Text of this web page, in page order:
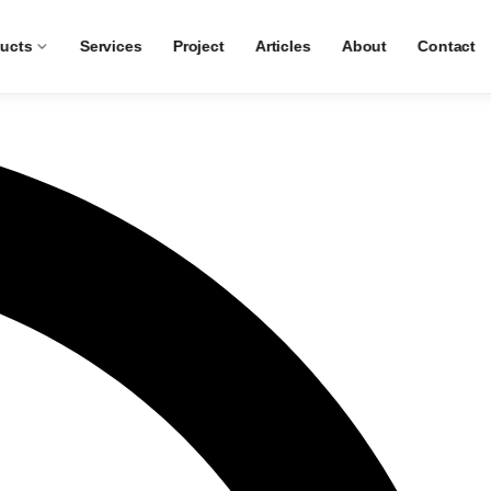
Services Project Articles About Contact